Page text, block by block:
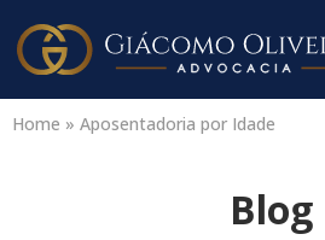
Home » Aposentadoria por Idade
Blog